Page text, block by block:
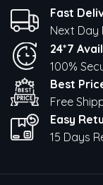
Fast
Next Day
24*7
100%
Best
Free
Easy
15 Days